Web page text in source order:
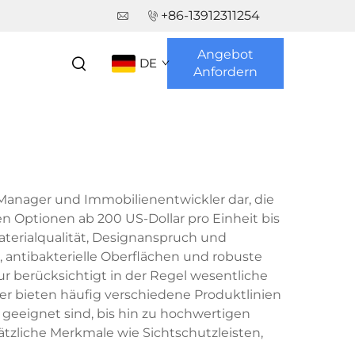
+86-13912311254
DE
Angebot
Anfordern
und Immobilienentwickler dar, die
Optionen ab 200 US-Dollar pro Einheit bis
Designanspruch und
Oberflächen und robuste
berücksichtigt in der Regel wesentliche
bieten häufig verschiedene Produktlinien
sind, bis hin zu hochwertigen
Merkmale wie Sichtschutzleisten,